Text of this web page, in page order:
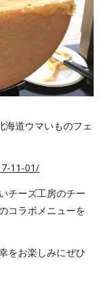
海道ウマいものフェ
11-01/
チーズ工房のチー
コラボメニューを
をお楽しみにぜひ